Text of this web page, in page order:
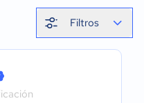
Filtros